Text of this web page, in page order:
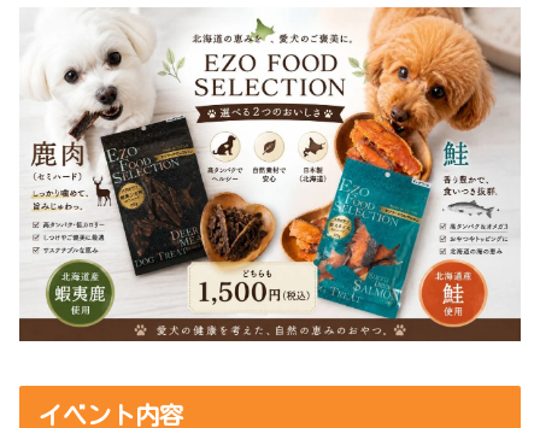
イベント内容